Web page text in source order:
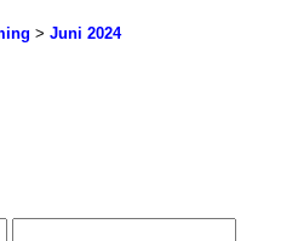
> Juni 2024